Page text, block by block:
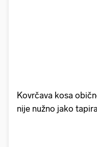
Kovrčava kosa
nije nužno jako